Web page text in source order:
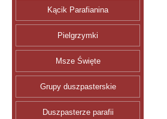
Kącik Parafianina
Pielgrzymki
Msze Święte
Grupy duszpasterskie
Duszpasterze parafii